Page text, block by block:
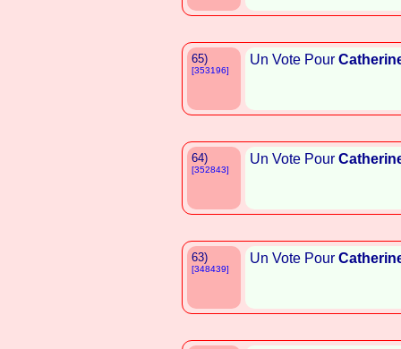
65)
[353196]
Un Vote Pour
64)
[352843]
Un Vote Pour
63)
[348439]
Un Vote Pour